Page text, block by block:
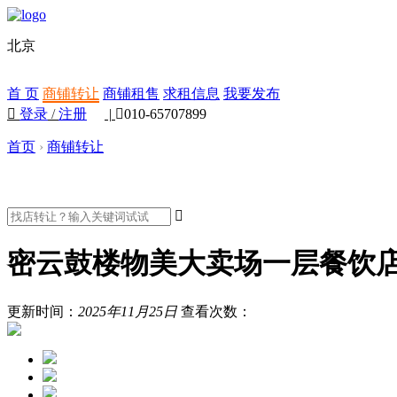
北京
首 页 商铺转让 商铺租售 求租信息 我要发布
 登录 /注册 | 010-65707899
首页 › 商铺转让

密云鼓楼物美大卖场一层餐饮
更新时间： 2025年11月25日 查看次数：